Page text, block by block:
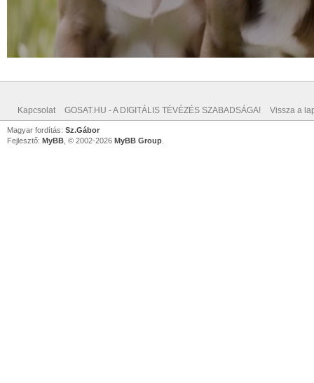
Kapcsolat GOSAT.HU - A DIGITÁLIS TÉVÉZÉS SZABADSÁGA! Vissza a
Magyar fordítás: Sz.Gábor
Fejlesztő: MyBB , © 2002-2026 MyBB Group